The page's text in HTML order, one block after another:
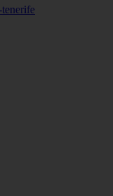
tenerife